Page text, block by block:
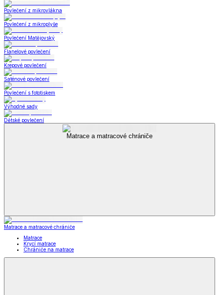
Povlečení z mikrovlákna
Povlečení z mikroplyše
Povlečení Matějovský
Flanelové povlečení
Krepové povlečení
Saténové povlečení
Povlečení s fototiskem
Výhodné sady
Dětské povlečení
Matrace a matracové chrániče
Matrace a matracové chrániče
Matrace
Krycí matrace
Chrániče na matrace